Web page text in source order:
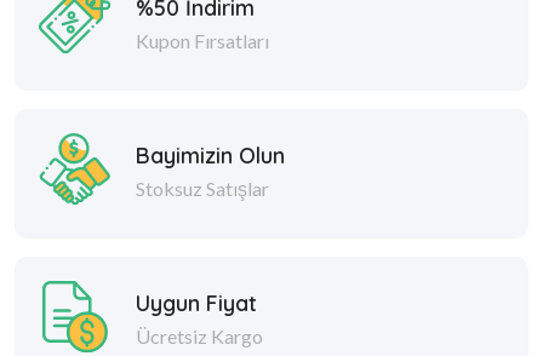
%50 İndirim
Kupon Fırsatları
Bayimizin Olun
Stoksuz Satışlar
Uygun Fiyat
Ücretsiz Kargo